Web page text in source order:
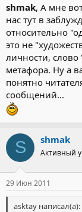
shmak, А мне
нас тут в
относительно
это не
личности, слово
метафора. Ну а
понятно
сообщений...
S shmak
Активный
29 Июн 2011
asktay написал(а):